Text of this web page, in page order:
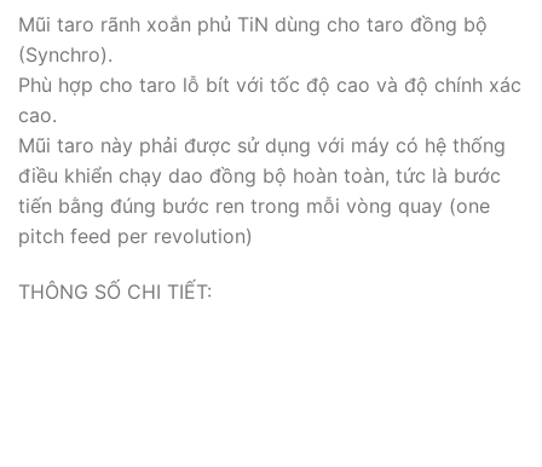
Mũi taro rãnh xoắn phủ TiN dùng cho taro đồng bộ
(Synchro).
Phù hợp cho taro lỗ bít với tốc độ cao và độ chính xác
cao.
Mũi taro này phải được sử dụng với máy có hệ thống
điều khiển chạy dao đồng bộ hoàn toàn, tức là bước
tiến bằng đúng bước ren trong mỗi vòng quay (one
pitch feed per revolution)
THÔNG SỐ CHI TIẾT: